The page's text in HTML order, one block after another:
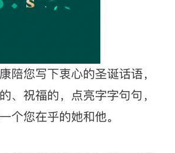
陪您写下衷心的圣诞话语，
、祝福的，点亮字字句句，
个您在乎的她和他。